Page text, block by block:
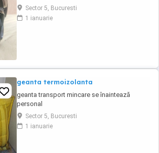
Sector 5, Bucuresti
1 ianuarie
geanta termoizolanta
geanta transport mincare se înaintează
personal
Sector 5, Bucuresti
1 ianuarie